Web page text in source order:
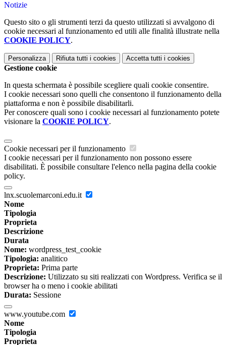
Notizie
Questo sito o gli strumenti terzi da questo utilizzati si avvalgono di
cookie necessari al funzionamento ed utili alle finalità illustrate nella
COOKIE POLICY.
Personalizza Rifiuta tutti i cookies Accetta tutti i cookies
Gestione cookie
In questa schermata è possibile scegliere quali cookie consentire.
I cookie necessari sono quelli che consentono il funzionamento della
piattaforma e non è possibile disabilitarli.
Per conoscere quali sono i cookie necessari al funzionamento potete
visionare la COOKIE POLICY.
Cookie necessari per il funzionamento
I cookie necessari per il funzionamento non possono essere
disabilitati. È possibile consultare l'elenco nella pagina della cookie
policy.
lnx.scuolemarconi.edu.it
Nome
Tipologia
Proprieta
Descrizione
Durata
Nome: wordpress_test_cookie
Tipologia: analitico
Proprieta: Prima parte
Descrizione: Utilizzato su siti realizzati con Wordpress. Verifica se il
browser ha o meno i cookie abilitati
Durata: Sessione
www.youtube.com
Nome
Tipologia
Proprieta